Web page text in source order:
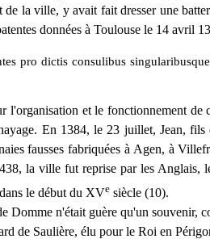
la ville, y avait fait dresser une
données à Toulouse le 14 avril
pro dictis consulibus
l'organisation et le fonctionnement
En 1384, le 23 juillet, Jean,
fausses fabriquées à Agen, à
la ville fut reprise par les
le début du XVe siècle (10).
Domme n'était guère qu'un souvenir,
de Saulière, élu pour le Roi en